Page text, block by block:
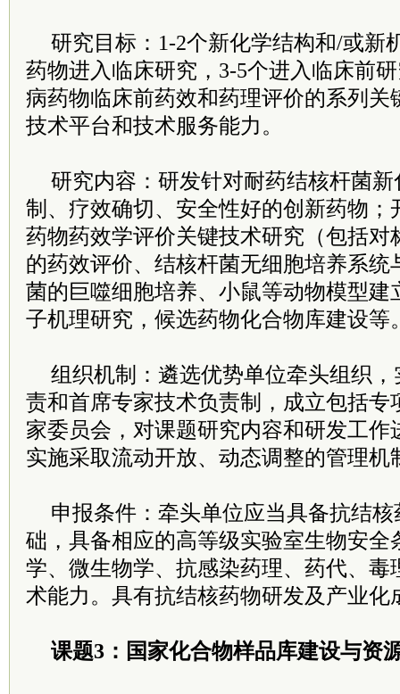
研究目标：1-2个新化学结构和/或新
药物进入临床研究，3-5个进入临床前
病药物临床前药效和药理评价的系列关
技术平台和技术服务能力。
研究内容：研发针对耐药结核杆菌
制、疗效确切、安全性好的创新药物；
药物药效学评价关键技术研究（包括对
的药效评价、结核杆菌无细胞培养系统
菌的巨噬细胞培养、小鼠等动物模型建
子机理研究，候选药物化合物库建设等
组织机制：遴选优势单位牵头组织
责和首席专家技术负责制，成立包括专
家委员会，对课题研究内容和研发工作
实施采取流动开放、动态调整的管理机
申报条件：牵头单位应当具备抗结
础，具备相应的高等级实验室生物安全
学、微生物学、抗感染药理、药代、毒
术能力。具有抗结核药物研发及产业化
课题3：国家化合物样品库建设与资